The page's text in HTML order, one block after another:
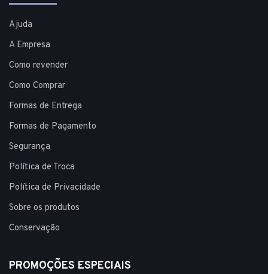
Ajuda
A Empresa
Como revender
Como Comprar
Formas de Entrega
Formas de Pagamento
Segurança
Política de Troca
Política de Privacidade
Sobre os produtos
Conservação
PROMOÇÕES ESPECIAIS